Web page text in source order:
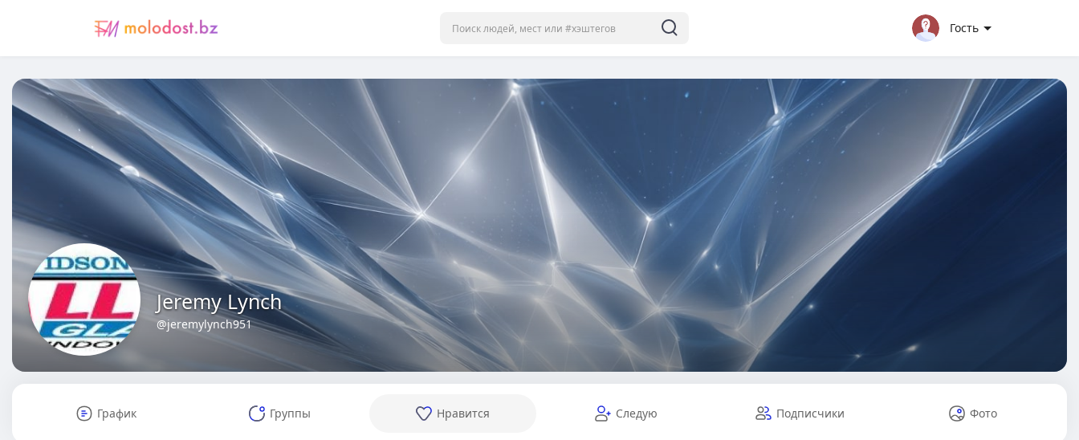
Гость
Jeremy Lynch
@jeremylynch951
График Группы Нравится Следую Подписчики Фото